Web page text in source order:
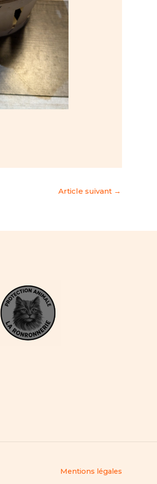
Article suivant →
Mentions légales